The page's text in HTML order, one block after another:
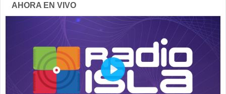
AHORA EN VIVO
P